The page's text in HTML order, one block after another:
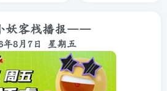
客栈播报——
年8月7日 星期五